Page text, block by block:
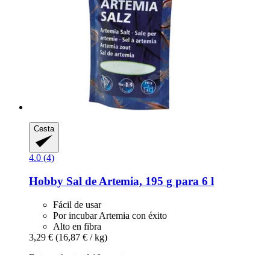
Cesta
4.0 (4)
Hobby Sal de Artemia, 195 g para 6 l
Fácil de usar
Por incubar Artemia con éxito
Alto en fibra
3,29 € (16,87 € / kg)